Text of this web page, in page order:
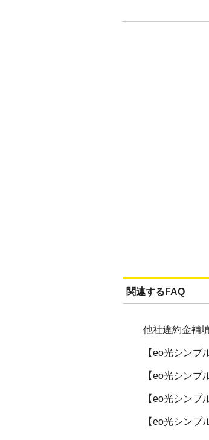
関連するFAQ
他社違約金補
【eo光シンプ
【eo光シンプ
【eo光シンプ
【eo光シンプ